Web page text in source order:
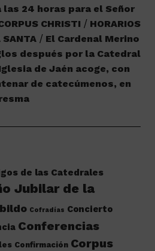
24 horas para el Señor
CHRISTI
HORARIOS
SANTA
El Cardenal Merino
después por la Catedral
de Jaén acoge, con
de catecúmenos, en
de las Catedrales
Jubilar de la
Cofradías Concierto
Conferencias
Confirmación Corpus